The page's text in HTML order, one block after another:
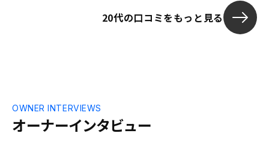
と思います。契約する上で、今後の契約予
20代の口コミをもっと見る
オーナーインタビュー
OWNER INTERVIEWS